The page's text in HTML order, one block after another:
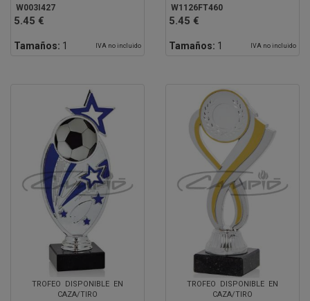
W003I427
5.45 €
Tamaños: 1 IVA no incluido
W1126FT460
5.45 €
Tamaños: 1 IVA no incluido
TROFEO DISPONIBLE EN
CAZA/TIRO
TROFEO DISPONIBLE EN
CAZA/TIRO